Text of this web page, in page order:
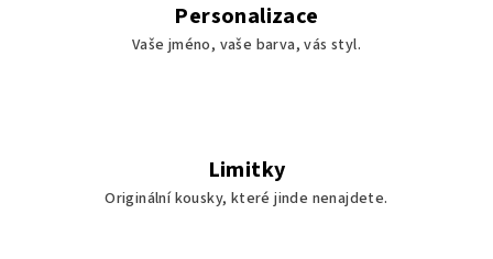
Personalizace
Vaše jméno, vaše barva, vás styl.
Limitky
Originální kousky, které jinde nenajdete.